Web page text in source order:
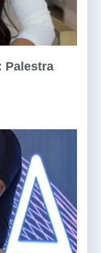
Palestra